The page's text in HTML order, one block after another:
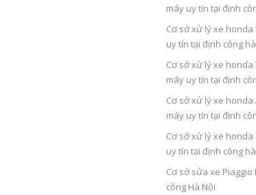
máy uy tín tại định
Cơ sở xử lý xe
uy tín tại định công
Cơ sở xử lý xe honda
máy uy tín tại định
Cơ sở xử lý xe honda
máy uy tín tại định
Cơ sở xử lý xe
uy tín tại định công
Cơ sở sửa xe
công Hà Nội